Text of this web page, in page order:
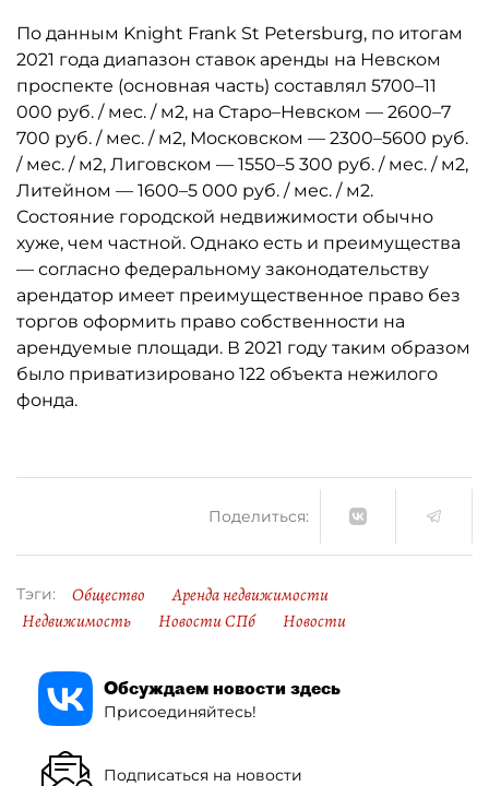
По данным Knight Frank St Petersburg, по итогам
2021 года диапазон ставок аренды на Невском
проспекте (основная часть) составлял 5700–11
000 руб. / мес. / м2, на Старо–Невском — 2600–7
700 руб. / мес. / м2, Московском — 2300–5600 руб.
/ мес. / м2, Лиговском — 1550–5 300 руб. / мес. / м2,
Литейном — 1600–5 000 руб. / мес. / м2.
Состояние городской недвижимости обычно
хуже, чем частной. Однако есть и преимущества
— согласно федеральному законодательству
арендатор имеет преимущественное право без
торгов оформить право собственности на
арендуемые площади. В 2021 году таким образом
было приватизировано 122 объекта нежилого
фонда.
Поделиться:
Тэги: Общество
Аренда недвижимости
Недвижимость
Новости СПб Новости
Обсуждаем новости здесь
Присоединяйтесь!
Подписаться на новости